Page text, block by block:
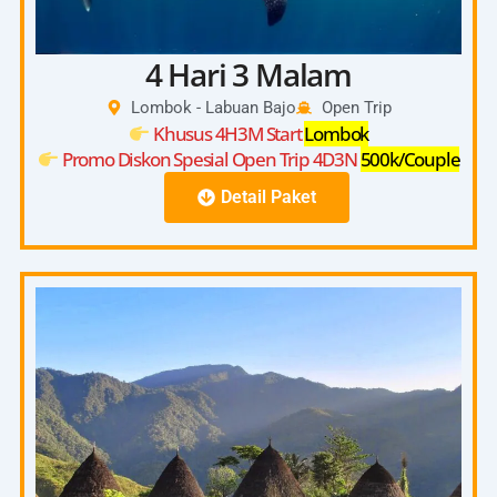
4 Hari 3 Malam
Lombok - Labuan Bajo Open Trip
Khusus 4H3M StartLombok
Promo Diskon Spesial Open Trip 4D3N500k/Couple
Detail Paket
1
Check In On Board 13:00-14:00
Depart From Lombok Harbour 14:00
Kanawa Island Lombok
Day
2
Saleh Bay Whaleshark
Savana Beach